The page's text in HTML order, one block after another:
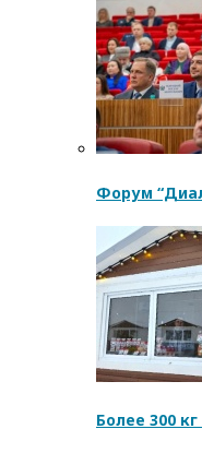
Форум
Более 300